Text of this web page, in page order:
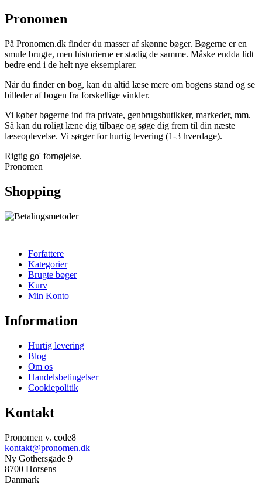
Pronomen
På Pronomen.dk finder du masser af skønne bøger. Bøgerne er en
smule brugte, men historierne er stadig de samme. Måske endda lidt
bedre end i de helt nye eksemplarer.
Når du finder en bog, kan du altid læse mere om bogens stand og se
billeder af bogen fra forskellige vinkler.
Vi køber bøgerne ind fra private, genbrugsbutikker, markeder, mm.
Så kan du roligt læne dig tilbage og søge dig frem til din næste
læseoplevelse. Vi sørger for hurtig levering (1-3 hverdage).
Rigtig go' fornøjelse.
Pronomen
Shopping
Forfattere
Kategorier
Brugte bøger
Kurv
Min Konto
Information
Hurtig levering
Blog
Om os
Handelsbetingelser
Cookiepolitik
Kontakt
Pronomen v. code8
kontakt@pronomen.dk
Ny Gothersgade 9
8700 Horsens
Danmark